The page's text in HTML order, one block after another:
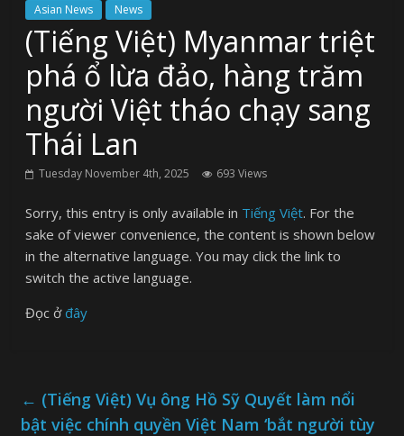
Asian News News
(Tiếng Việt) Myanmar triệt
phá ổ lừa đảo, hàng trăm
người Việt tháo chạy sang
Thái Lan
Tuesday November 4th, 2025 693 Views
Sorry, this entry is only available in Tiếng Việt. For the
sake of viewer convenience, the content is shown below
in the alternative language. You may click the link to
switch the active language.
Đọc ởđây
← (Tiếng Việt) Vụ ông Hồ Sỹ Quyết làm nổi
bật việc chính quyền Việt Nam ‘bắt người tùy